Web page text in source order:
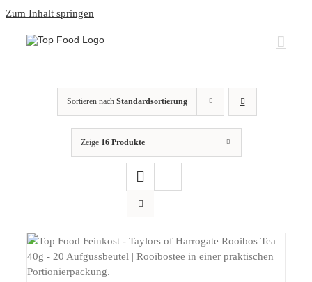
Zum Inhalt springen
Sortieren nach Standardsortierung
Zeige 16 Produkte
DETAILS